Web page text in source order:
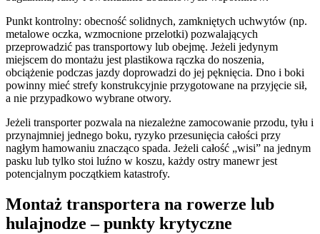
Punkt kontrolny: obecność solidnych, zamkniętych uchwytów (np.
metalowe oczka, wzmocnione przelotki) pozwalających
przeprowadzić pas transportowy lub obejmę. Jeżeli jedynym
miejscem do montażu jest plastikowa rączka do noszenia,
obciążenie podczas jazdy doprowadzi do jej pęknięcia. Dno i boki
powinny mieć strefy konstrukcyjnie przygotowane na przyjęcie sił,
a nie przypadkowo wybrane otwory.
Jeżeli transporter pozwala na niezależne zamocowanie przodu, tyłu i
przynajmniej jednego boku, ryzyko przesunięcia całości przy
nagłym hamowaniu znacząco spada. Jeżeli całość „wisi” na jednym
pasku lub tylko stoi luźno w koszu, każdy ostry manewr jest
potencjalnym początkiem katastrofy.
Montaż transportera na rowerze lub
hulajnodze – punkty krytyczne